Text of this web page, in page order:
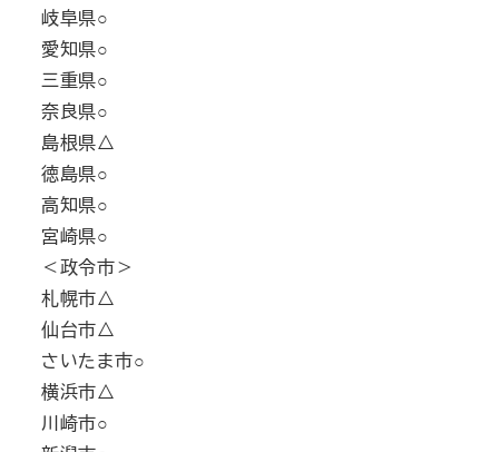
岐阜県○
愛知県○
三重県○
奈良県○
島根県△
徳島県○
高知県○
宮崎県○
＜政令市＞
札幌市△
仙台市△
さいたま市○
横浜市△
川崎市○